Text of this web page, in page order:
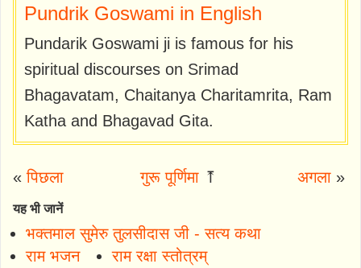
Pundrik Goswami in English
Pundarik Goswami ji is famous for his
spiritual discourses on Srimad
Bhagavatam, Chaitanya Charitamrita, Ram
Katha and Bhagavad Gita.
«पिछला गुरू पूर्णिमा⤒ अगला»
यह भी जानें
भक्तमाल सुमेरु तुलसीदास जी - सत्य कथा
राम भजन
राम रक्षा स्तोत्रम्